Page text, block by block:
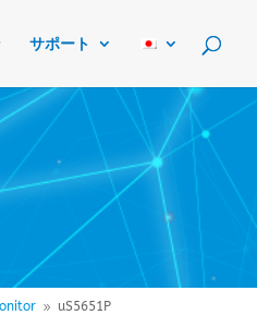
サポート
9 uS5651P